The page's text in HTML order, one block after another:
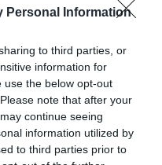
Personal Information
to third parties, or
information for
use the below opt-out
note that after your
continue seeing
information utilized by
to third parties prior to